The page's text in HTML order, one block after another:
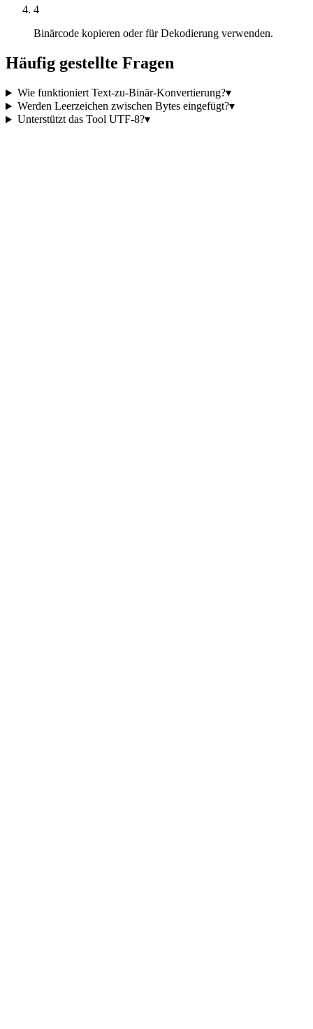
4
Binärcode kopieren oder für Dekodierung verwenden.
Häufig gestellte Fragen
Wie funktioniert Text-zu-Binär-Konvertierung?▾
Werden Leerzeichen zwischen Bytes eingefügt?▾
Unterstützt das Tool UTF-8?▾